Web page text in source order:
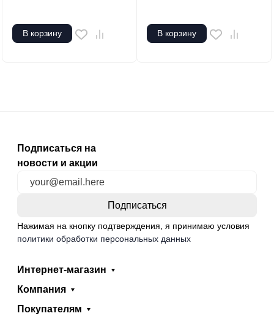
В корзину В корзину
Подписаться на
новости и акции
Нажимая на кнопку подтверждения, я принимаю условия
политики обработки персональных данных
Интернет-магазин
Компания
Покупателям